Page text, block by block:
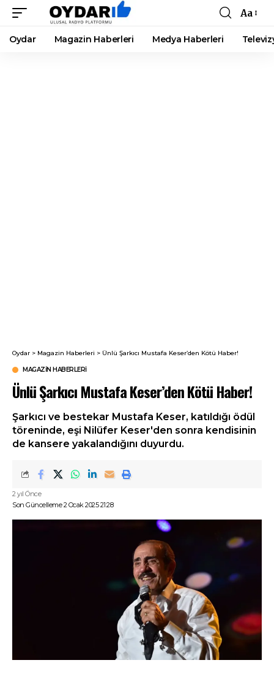
Font
Resizer
Aa
Oydar Magazin Haberleri Medya Haberleri
Oydar > Magazin Haberleri > Ünlü Şarkıcı Mustafa Keser’den Kötü Haber!
MAGAZIN HABERLERI
Ünlü Şarkıcı Mustafa Keser’den Kötü Haber!
Şarkıcı ve bestekar Mustafa Keser, katıldığı ödül
töreninde, eşi Nilüfer Keser'den sonra kendisinin
de kansere yakalandığını duyurdu.
Son Güncelleme 2 Ocak 2025 21:28
2 yıl Önce